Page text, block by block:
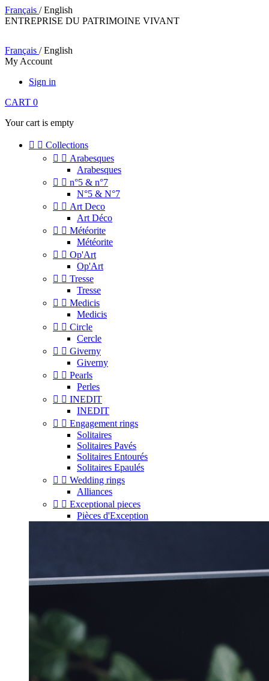
Français / English
ENTREPRISE DU PATRIMOINE VIVANT
Français / English
My Account
Sign in
CART 0
Your cart is empty
  Collections
  Arabesques
Arabesques
  n°5 & n°7
N°5 & N°7
  Art Deco
Art Déco
  Météorite
Météorite
  Op'Art
Op'Art
  Tresse
Tresse
  Medicis
Medicis
  Circle
Cercle
  Giverny
Giverny
  Pearls
Perles
  INEDIT
INEDIT
  Engagement rings
Solitaires
Solitaires Pavés
Solitaires Entourés
Solitaires Epaulés
  Wedding rings
Alliances
  Exceptional pieces
Pièces d'Exception